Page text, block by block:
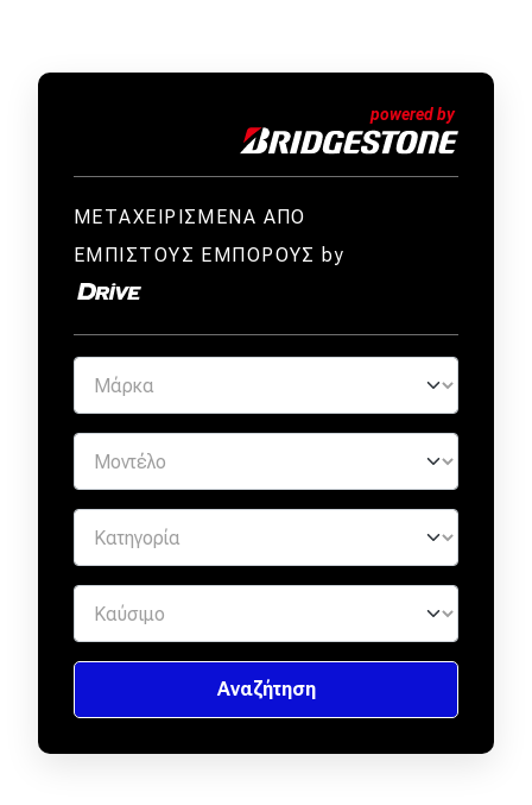
ΜΕΤΑΧΕΙΡΙΣΜΕΝΑ ΑΠΟ
ΕΜΠΙΣΤΟΥΣ ΕΜΠΟΡΟΥΣ by